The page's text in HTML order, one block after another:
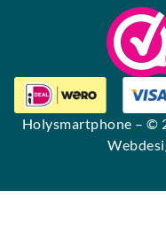
Holysmartphone – ©